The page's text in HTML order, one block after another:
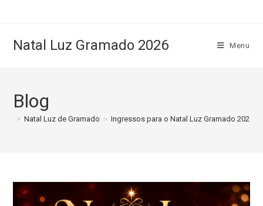
Natal Luz Gramado 2026 Menu
Blog
> Natal Luz de Gramado > Ingressos para o Natal Luz Gramado 2026